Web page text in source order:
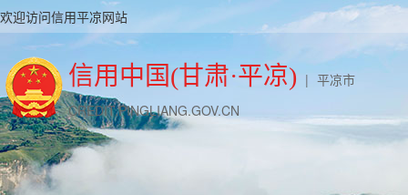
欢迎访问信用平凉网站
信用中国(甘肃·平凉) | 平凉市
CREDIT.PINGLIANG.GOV.CN